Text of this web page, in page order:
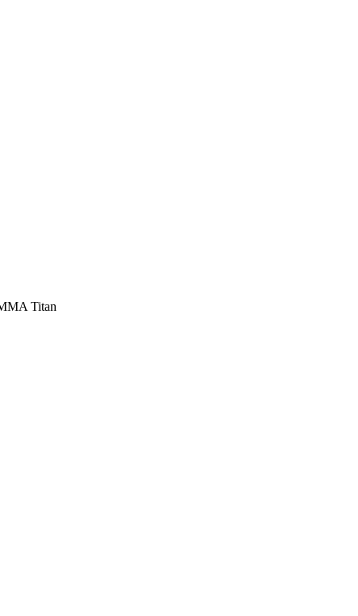
Titan